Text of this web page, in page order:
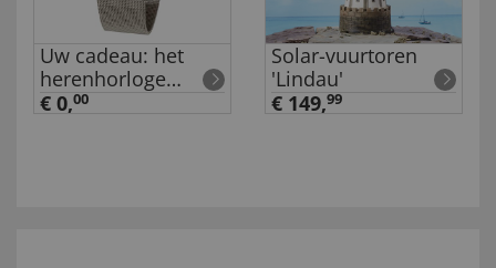
Uw cadeau: het
herenhorloge
‘Solar’
€ 0,00
Solar-vuurtoren
'Lindau'
€ 149,99